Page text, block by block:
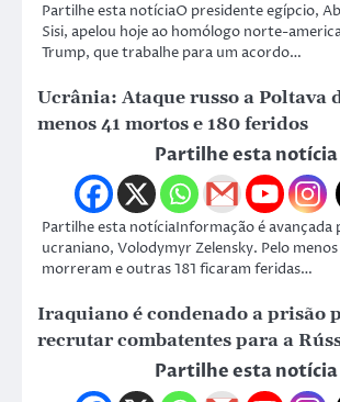
Partilhe esta notíciaO presidente egípcio,
Sisi, apelou hoje ao homólogo norte-
Trump, que trabalhe para um acordo…
Ucrânia: Ataque russo a Poltava
menos 41 mortos e 180 feridos
Partilhe esta notícia
Partilhe esta notíciaInformação é avançada
ucraniano, Volodymyr Zelensky. Pelo menos
morreram e outras 181 ficaram feridas…
Iraquiano é condenado a prisão
recrutar combatentes para a
Partilhe esta notícia